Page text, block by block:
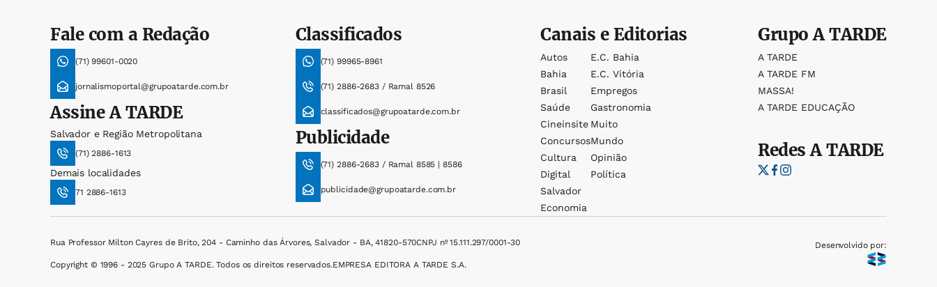
Fale com a Redação
(71) 99601-0020
jornalismoportal@grupoatarde.com.br
AssineA TARDE
Salvador e Região Metropolitana
(71) 2886-1613
Demais localidades
71 2886-1613
Classificados
(71) 99965-8961
(71) 2886-2683 / Ramal 8526
classificados@grupoatarde.com.br
Publicidade
(71) 2886-2683 / Ramal 8585 | 8586
publicidade@grupoatarde.com.br
Canais e Editorias
Autos
Bahia
Brasil
Saúde
Cineinsite
Concursos
Cultura
Digital
Salvador
Economia
E.c. Bahia
E.c. Vitória
Empregos
Gastronomia
Muito
Mundo
Opinião
Política
GrupoA TARDE
A TARDE
A TARDE FM
MASSA!
A TARDE EDUCAÇÃO
RedesA TARDE
Rua Professor Milton Cayres de Brito, 204 - Caminho das Árvores, Salvador - BA, 41820-570CNPJ nº 15.111.297/0001-30
Copyright © 1996 - 2025 Grupo A TARDE. Todos os direitos reservados.EMPRESA EDITORA A TARDE S.A.
Desenvolvido por: